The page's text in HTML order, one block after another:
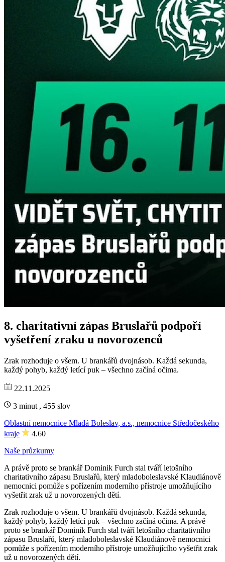
8. charitativní zápas Bruslařů podpoří
vyšetření zraku u novorozenců
Zrak rozhoduje o všem. U brankářů dvojnásob. Každá sekunda,
každý pohyb, každý letící puk – všechno začíná očima.
22.11.2025
3 minut , 455 slov
Oblastní nemocnice Mladá Boleslav, a.s., nemocnice Středočeského
kraje
4.60
Naše průzkumy
A právě proto se brankář Dominik Furch stal tváří letošního
charitativního zápasu Bruslařů, který mladoboleslavské Klaudiánově
nemocnici pomůže s pořízením moderního přístroje umožňujícího
vyšetřit zrak už u novorozených dětí.
Zrak rozhoduje o všem. U brankářů dvojnásob. Každá sekunda,
každý pohyb, každý letící puk – všechno začíná očima. A právě
proto se brankář Dominik Furch stal tváří letošního charitativního
zápasu Bruslařů, který mladoboleslavské Klaudiánově nemocnici
pomůže s pořízením moderního přístroje umožňujícího vyšetřit zrak
už u novorozených dětí.